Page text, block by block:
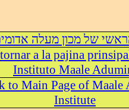
של מכון מעלה
tornar a la pajina
Instituto Maale
to Main Page of Maale
Institute